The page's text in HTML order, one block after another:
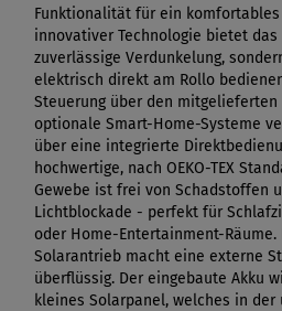
Funktionalität für ein komfortables
innovativer Technologie bietet
zuverlässige Verdunkelung,
elektrisch direkt am Rollo
Steuerung über den
optionale Smart-Home-Systeme
über eine integrierte
hochwertige, nach OEKO-TEX
Gewebe ist frei von Schadstoffen
Lichtblockade - perfekt für
oder Home-Entertainment-
Solarantrieb macht eine externe
überflüssig. Der eingebaute Akku
kleines Solarpanel, welches in